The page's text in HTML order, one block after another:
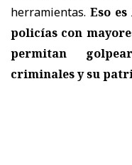
herramientas. Eso
policías con
permitan
criminales y su